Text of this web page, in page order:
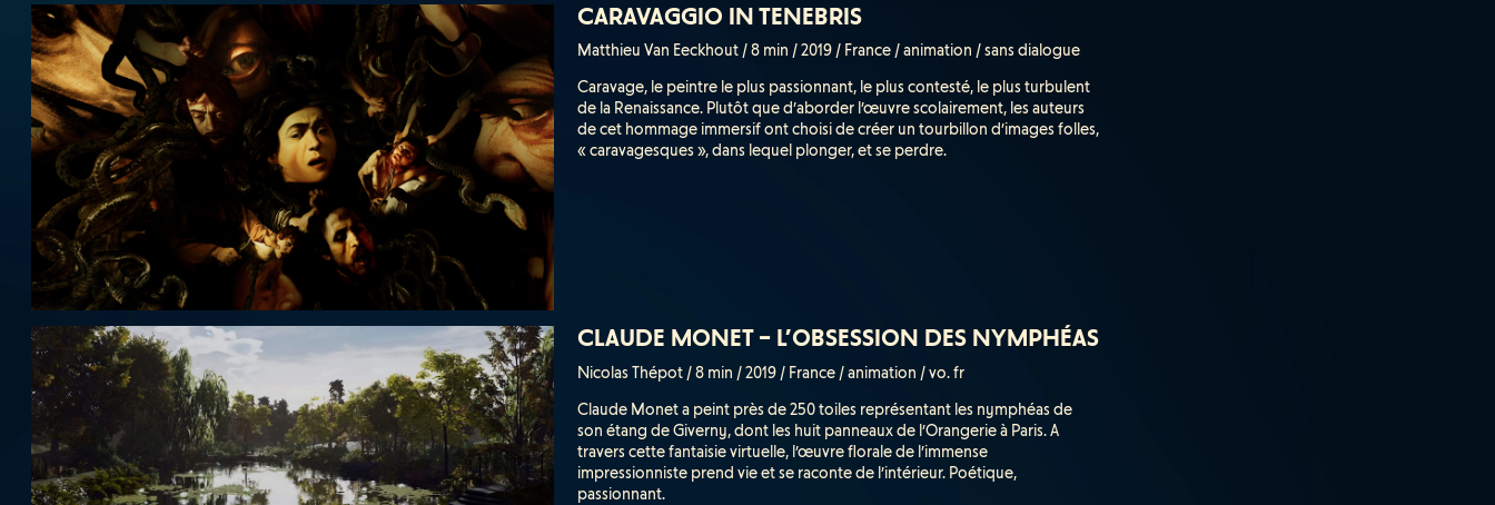
CARAVAGGIO IN TENEBRIS
Matthieu Van Eeckhout / 8 min / 2019 / France / animation / sans dialogue
Caravage, le peintre le plus passionnant, le plus contesté, le plus turbulent
de la Renaissance. Plutôt que d’aborder l’œuvre scolairement, les auteurs
de cet hommage immersif ont choisi de créer un tourbillon d’images folles,
« caravagesques », dans lequel plonger, et se perdre.
CLAUDE MONET – L’OBSESSION DES NYMPHÉAS
Nicolas Thépot / 8 min / 2019 / France / animation / vo. fr
Claude Monet a peint près de 250 toiles représentant les nymphéas de
son étang de Giverny, dont les huit panneaux de l’Orangerie à Paris. A
travers cette fantaisie virtuelle, l’œuvre florale de l’immense
impressionniste prend vie et se raconte de l’intérieur. Poétique,
passionnant.